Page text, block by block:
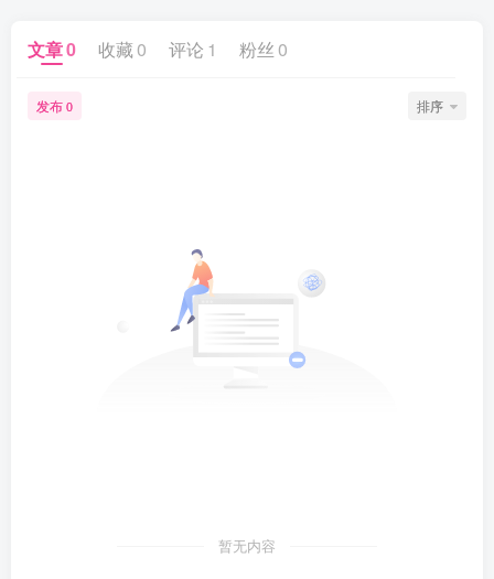
文章0 收藏 0 评论 1 粉丝 0
发布 0 排序
暂无内容